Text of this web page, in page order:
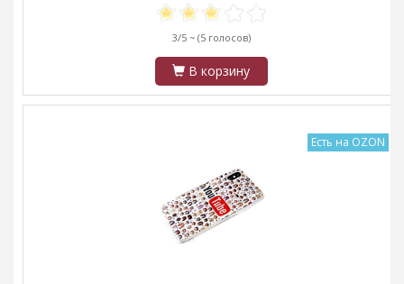
3/5 ~ (5 голосов)
В корзину
Есть на OZON